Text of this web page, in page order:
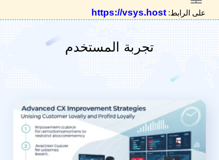
على الرابط: https://vsys.host
تجربة المستخدم